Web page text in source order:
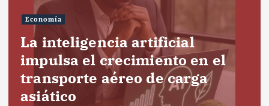
Economía
La inteligencia artificial
impulsa el crecimiento en el
transporte aéreo de carga
asiático